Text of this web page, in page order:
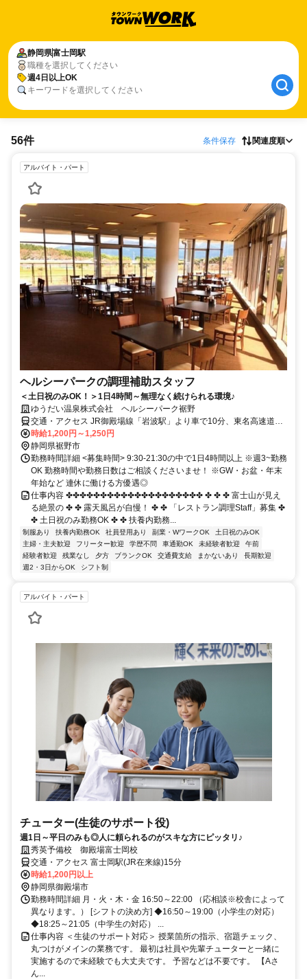
静岡県富士岡駅
職種を選択してください
週4日以上OK
キーワードを選択してください
56件 条件保存 関連度順
アルバイト・パート
ヘルシーパークの調理補助スタッフ
＜土日祝のみOK！＞1日4時間～無理なく続けられる環境♪
ゆうだい温泉株式会社 ヘルシーパーク裾野
交通・アクセス JR御殿場線「岩波駅」より車で10分、東名高速道路
「裾野IC」より7分
時給1,200円～1,250円
静岡県裾野市
勤務時間詳細 <募集時間> 9:30-21:30の中で1日4時間以上 ※週3~勤務
OK 勤務時間や勤務日数はご相談くださいませ！ ※GW・お盆・年末
年始など 連休に働ける方優遇◎
仕事内容 ✤✤✤✤✤✤✤✤✤✤✤✤✤✤✤✤✤✤✤✤ ✤ ✤ ✤ 富士山が見え
る絶景の ✤ ✤ 露天風呂が自慢！ ✤ ✤ 「レストラン調理Staff」募集 ✤
✤ 土日祝のみ勤務OK ✤ ✤ 扶養内勤務...
制服あり 扶養内勤務OK 社員登用あり 副業・WワークOK
土日祝のみOK
主婦・主夫歓迎
フリーター歓迎 学歴不問 車通勤OK 未経験者歓迎
午前
経験者歓迎
残業なし 夕方 ブランクOK 交通費支給 まかないあり
長期歓迎
週2・3日からOK
シフト制
アルバイト・パート
チューター(生徒のサポート役)
週1日～平日のみも◎人に頼られるのがスキな方にピッタリ♪
秀英予備校 御殿場富士岡校
交通・アクセス 富士岡駅(JR在来線)15分
時給1,200円以上
静岡県御殿場市
勤務時間詳細 月・火・木・金 16:50～22:00 （応相談※校舎によって
異なります。） [シフトの決め方] ◆16:50～19:00（小学生の対応）
◆18:25～21:05（中学生の対応） ...
仕事内容 ＜生徒のサポート対応＞ 授業箇所の指示、宿題チェック、
丸つけがメインの業務です。 最初は社員や先輩チューターと一緒に
実施するので未経験でも大丈夫です。 予習などは不要です。 【Aさ
ん...